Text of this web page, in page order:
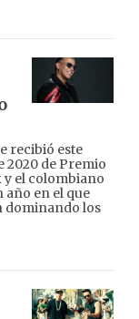
recibió este
2020 de Premio
y el colombiano
año en el que
dominando los